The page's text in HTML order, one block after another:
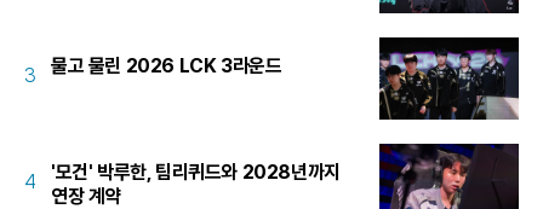
3 물고 물린 2026 LCK 3라운드
4
'모건' 박루한, 팀리퀴드와 2028년까지
연장 계약